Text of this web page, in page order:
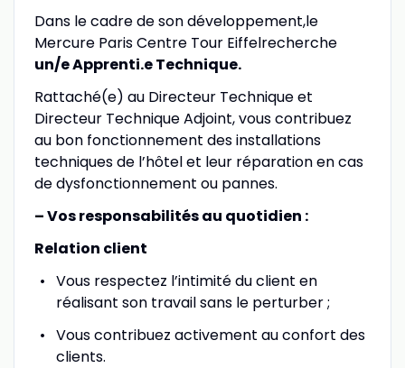
Dans le cadre de son développement,le
Mercure Paris Centre Tour Eiffelrecherche
un/e Apprenti.e Technique.
Rattaché(e) au Directeur Technique et
Directeur Technique Adjoint, vous contribuez
au bon fonctionnement des installations
techniques de l’hôtel et leur réparation en cas
de dysfonctionnement ou pannes.
– Vos responsabilités au quotidien :
Relation client
Vous respectez l’intimité du client en
réalisant son travail sans le perturber ;
Vous contribuez activement au confort des
clients.